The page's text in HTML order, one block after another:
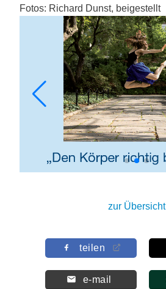
Fotos: Richard Dunst, beigestellt
zur Übersicht
teilen
e-mail